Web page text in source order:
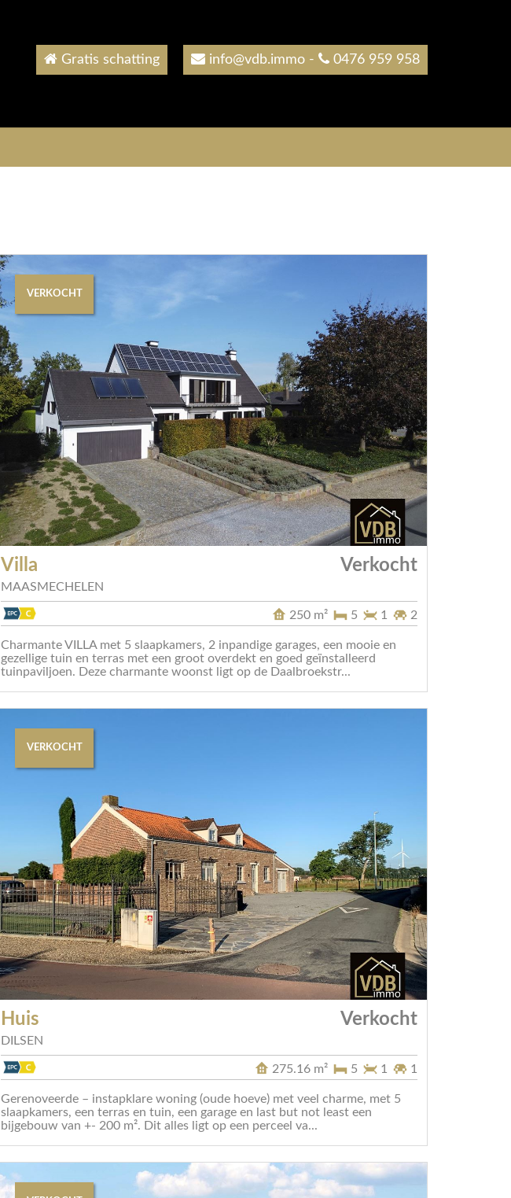
Gratis schatting info@vdb.immo - 0476 959 958
VERKOCHT
Villa Verkocht
MAASMECHELEN
2
1
5
250 m²
Charmante VILLA met 5 slaapkamers, 2 inpandige garages, een mooie en
gezellige tuin en terras met een groot overdekt en goed geïnstalleerd
tuinpaviljoen. Deze charmante woonst ligt op de Daalbroekstr...
VERKOCHT
Huis Verkocht
DILSEN
1
1
5
275.16 m²
Gerenoveerde – instapklare woning (oude hoeve) met veel charme, met 5
slaapkamers, een terras en tuin, een garage en last but not least een
bijgebouw van +- 200 m². Dit alles ligt op een perceel va...